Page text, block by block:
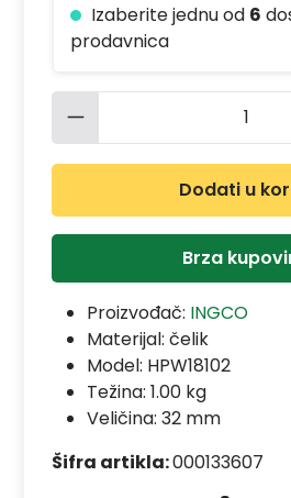
Izaberite jednu od 6
prodavnica
Količina
Dodati u
Brza
Proizvođač: INGCO
Materijal: čelik
Model: HPW18102
Težina: 1.00 kg
Veličina: 32 mm
Šifra artikla:000133607